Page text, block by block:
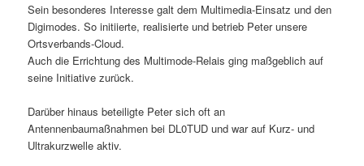
Sein besonderes Interesse galt dem Multimedia-Einsatz und den
Digimodes. So initiierte, realisierte und betrieb Peter unsere
Ortsverbands-Cloud.
Auch die Errichtung des Multimode-Relais ging maßgeblich auf
seine Initiative zurück.
Darüber hinaus beteiligte Peter sich oft an
Antennenbaumaßnahmen bei DL0TUD und war auf Kurz- und
Ultrakurzwelle aktiv.